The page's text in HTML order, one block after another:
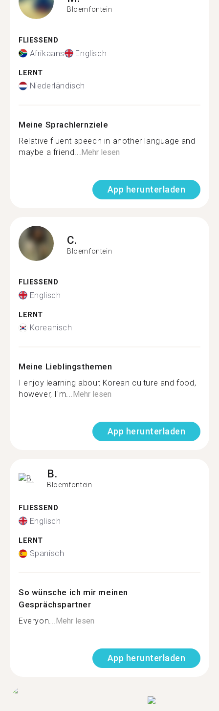
Bloemfontein
FLIESSEND
Afrikaans Englisch
LERNT
Niederländisch
Meine Sprachlernziele
Relative fluent speech in another language and
maybe a friend...Mehr lesen
App herunterladen
C.
Bloemfontein
FLIESSEND
Englisch
LERNT
Koreanisch
Meine Lieblingsthemen
I enjoy learning about Korean culture and food,
however, I'm...Mehr lesen
App herunterladen
B.
Bloemfontein
FLIESSEND
Englisch
LERNT
Spanisch
So wünsche ich mir meinen
Gesprächspartner
Everyon...Mehr lesen
App herunterladen